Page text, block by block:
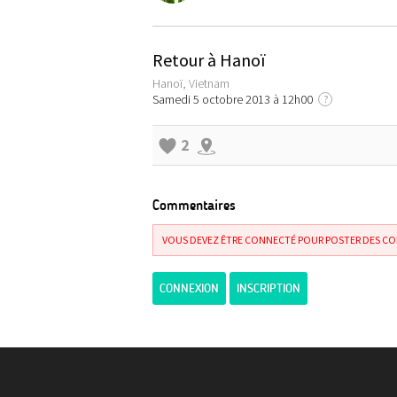
Retour à Hanoï
Hanoï, Vietnam
Samedi 5 octobre 2013 à 12h00
?
2
Commentaires
VOUS DEVEZ ÊTRE CONNECTÉ POUR POSTER DES
CONNEXION INSCRIPTION